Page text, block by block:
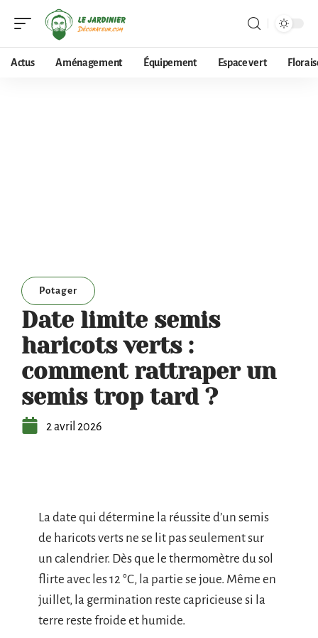
Actus Aménagement Équipement Espace vert
Potager
Date limite semis
haricots verts :
comment rattraper un
semis trop tard ?
2 avril 2026
La date qui détermine la réussite d’un semis
de haricots verts ne se lit pas seulement sur
un calendrier. Dès que le thermomètre du sol
flirte avec les 12 °C, la partie se joue. Même en
juillet, la germination reste capricieuse si la
terre reste froide et humide.